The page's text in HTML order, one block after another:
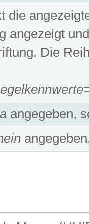
die
angezeigt
Die
angegeben,